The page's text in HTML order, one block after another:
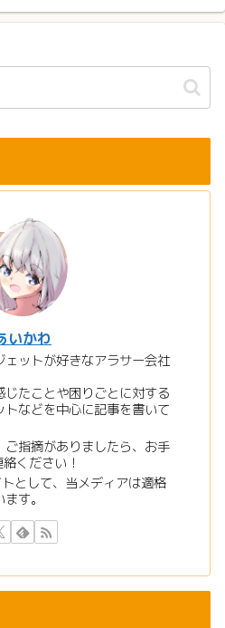
いかわ
ットが好きなアラサー会社
たことや困りごとに対する
などを中心に記事を書いて
指摘がありましたら、お手
ください！
として、当メディアは適格
す。